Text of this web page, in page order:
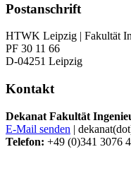
Postanschrift
HTWK Leipzig | Fakultät
PF 30 11 66
D-04251 Leipzig
Kontakt
Dekanat Fakultät
E-Mail senden |
Telefon: +49 (0)341 3076